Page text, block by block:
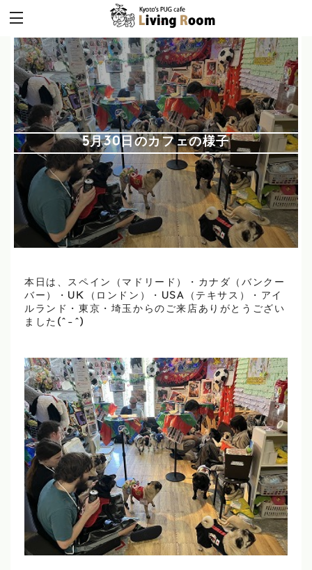
5月30日のカフェの様子
本日は、スペイン（マドリード）・カナダ（バンクー
バー）・UK（ロンドン）・USA（テキサス）・アイ
ルランド・東京・埼玉からのご来店ありがとうござい
ました(^-^)